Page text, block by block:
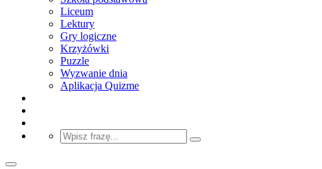
Liceum
Lektury
Gry logiczne
Krzyżówki
Puzzle
Wyzwanie dnia
Aplikacja Quizme